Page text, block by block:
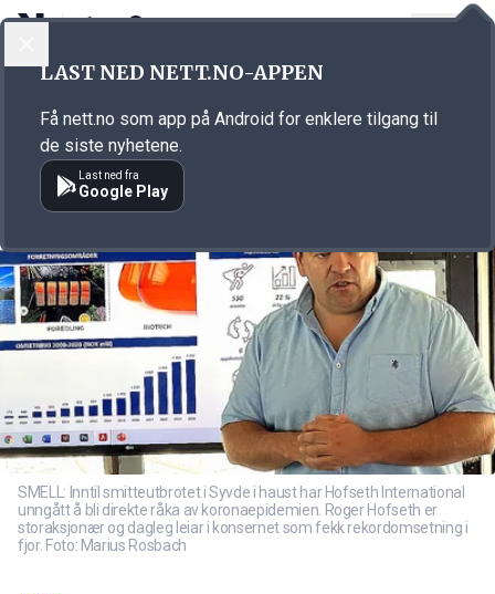
Annonsørinnhold
SMELL: Inntil smitteutbrotet i Syvde i haust har Hofseth International
unngått å bli direkte råka av koronaepidemien. Roger Hofseth er
storaksjonær og dagleg leiar i konsernet som fekk rekordomsetning i
fjor. Foto: Marius Rosbach
LAST NED NETT.NO-APPEN
Få nett.no som app på Android for enklere tilgang til
de siste nyhetene.
Last ned fra
Google Play